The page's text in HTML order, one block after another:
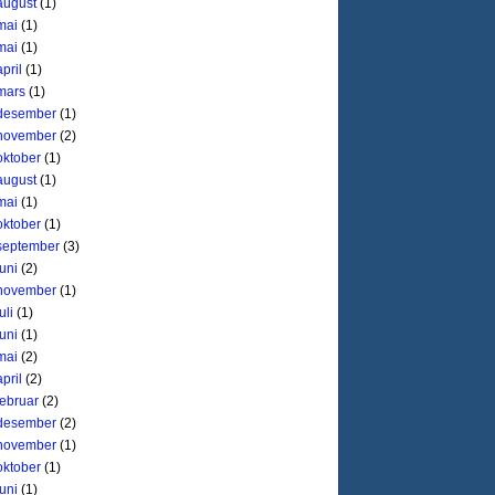
(1)
(1)
(1)
(1)
(1)
(2)
(1)
(1)
(1)
(1)
(3)
(2)
(1)
(1)
(1)
(2)
(2)
(2)
(2)
(1)
(1)
(1)